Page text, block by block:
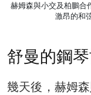
赫姆森與小交及柏鵬合
激昂的和
舒曼的鋼
幾天後，赫姆